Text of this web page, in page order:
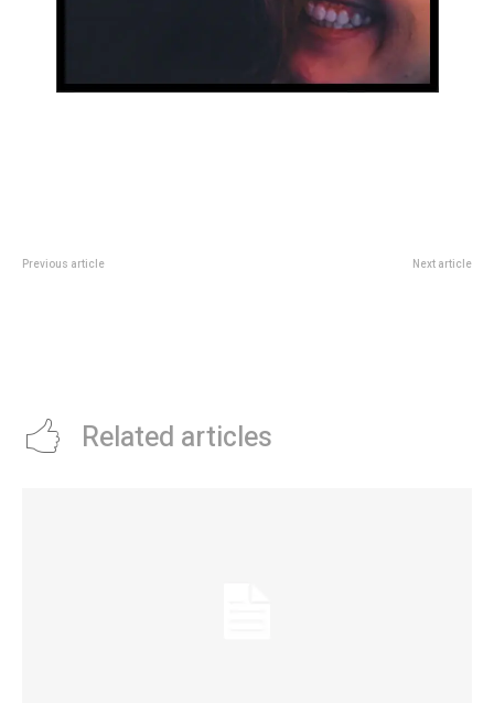
Previous article Next article
Related articles